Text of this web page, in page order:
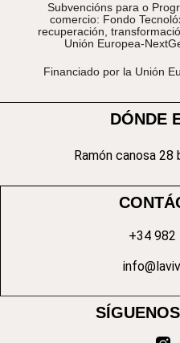
Subvencións para o
comercio: Fondo
recuperación,
Unión Europea-
Financiado por la Unión
DÓNDE
Ramón canosa 28
+34 982